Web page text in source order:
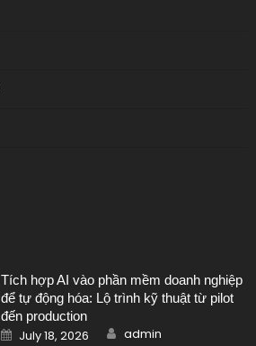
Tích hợp AI vào phần mềm doanh nghiệp
để tự động hóa: Lộ trình kỹ thuật từ pilot
đến production
Posted on
July 18, 2026 Author
admin